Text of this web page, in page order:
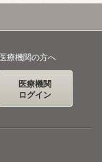
医療機関の方へ
医療機関
ログイン